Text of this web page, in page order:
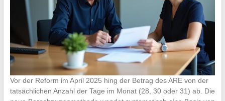
Vor der Reform im April 2025 hing der Betrag des ARE von der
tatsächlichen Anzahl der Tage im Monat (28, 30 oder 31) ab. Die